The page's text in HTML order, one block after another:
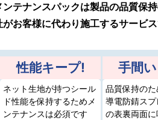
ンテナンスパックは製品の品質保
がお客様に代わり施工するサービス
性能キープ!
ネット生地が持つシール
ド性能を保持するためメ
ンテナンスは必須です
手間
品質保持の
導電防錆ス
の表裏両面